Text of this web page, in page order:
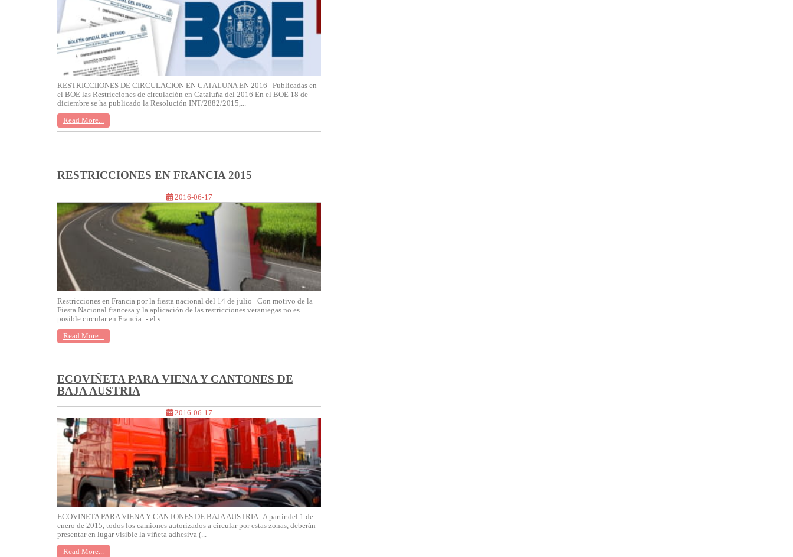
RESTRICCIIONES DE CIRCULACIÓN EN CATALUÑA EN 2016 Publicadas en
el BOE las Restricciones de circulación en Cataluña del 2016 En el BOE 18 de
diciembre se ha publicado la Resolución INT/2882/2015,...
Read More...
RESTRICCIONES EN FRANCIA 2015
2016-06-17
Restricciones en Francia por la fiesta nacional del 14 de julio Con motivo de la
Fiesta Nacional francesa y la aplicación de las restricciones veraniegas no es
posible circular en Francia: - el s...
Read More...
ECOVIÑETA PARA VIENA Y CANTONES DE
BAJA AUSTRIA
2016-06-17
ECOVIÑETA PARA VIENA Y CANTONES DE BAJA AUSTRIA A partir del 1 de
enero de 2015, todos los camiones autorizados a circular por estas zonas, deberán
presentar en lugar visible la viñeta adhesiva (...
Read More...